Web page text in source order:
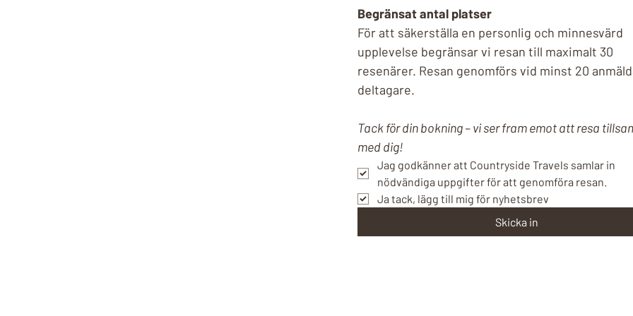
Begränsat antal platser
För att säkerställa en personlig och minnesvärd
upplevelse begränsar vi resan till maximalt 30
resenärer. Resan genomförs vid minst 20
deltagare.
Tack för din bokning – vi ser fram emot att resa
med dig!
Jag godkänner att Countryside Travels samlar in
Skicka in